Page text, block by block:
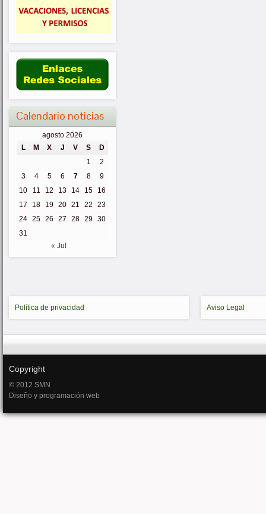
Calendario noticias
agosto 2026
L
M X J V S
D
1
2
3
4 5 6 7 8
9
10
11 12 13 14 15
16
17
18 19 20 21 22
23
24 25 26 27 28 29 30
31
« Jul
Política de privacidad Aviso Legal
Copyright
© 2012 SMN
Diseño y programación web